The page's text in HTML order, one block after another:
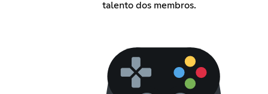
talento dos membros.